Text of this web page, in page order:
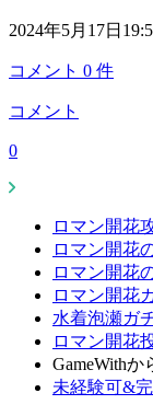
2024年5月17日
コメント 0 件
コメント
0
ロマン開花
ロマン開花
ロマン開花
ロマン開花
水着泡瀬ガ
ロマン開花
GameWith
未経験可&